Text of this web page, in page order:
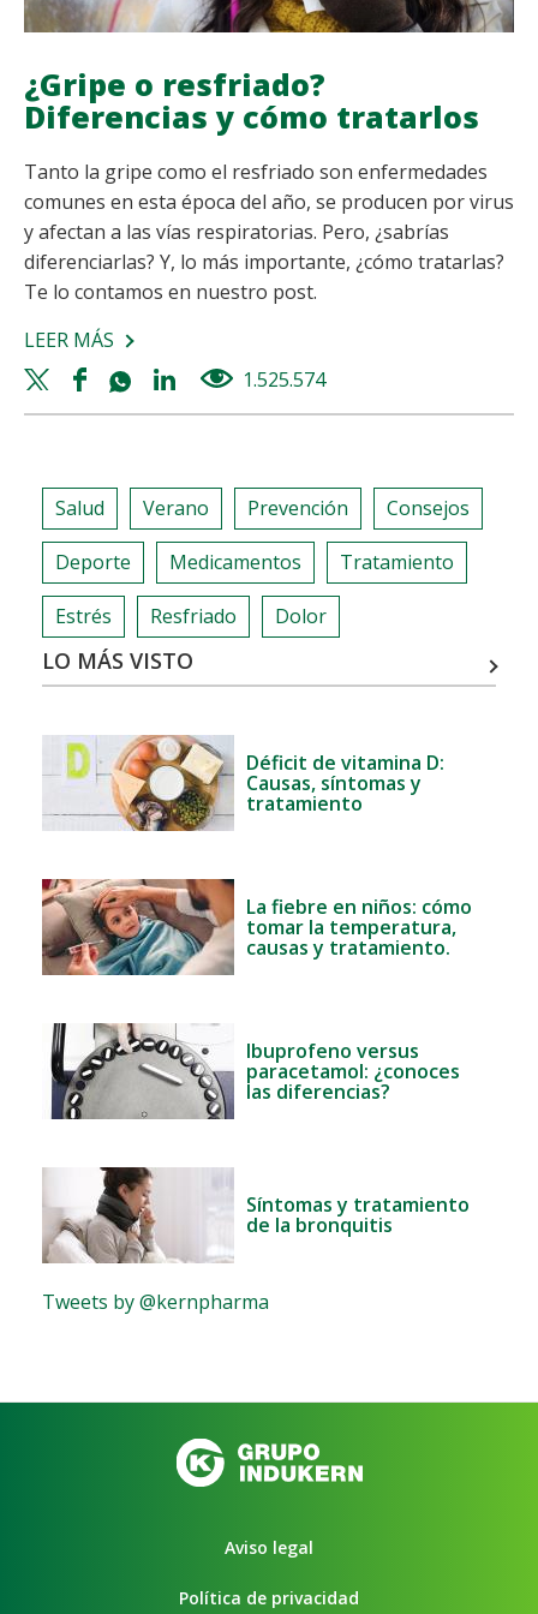
¿Gripe o resfriado?
Diferencias y cómo tratarlos
Tanto la gripe como el resfriado son enfermedades
comunes en esta época del año, se producen por virus
y afectan a las vías respiratorias. Pero, ¿sabrías
diferenciarlas? Y, lo más importante, ¿cómo tratarlas?
Te lo contamos en nuestro post.
LEER MÁS SOBRE
¿GRIPE
O
Y
CÓMO
TRATARLOS
Twitter
share
Facebook
share
Whatsapp
share
Linkedin
share
1.525.574views
Salud Verano Prevención Consejos
Deporte Medicamentos Tratamiento
Estrés Resfriado Dolor
LO MÁS VISTO
Déficit de vitamina D:
Causas, síntomas y
tratamiento
La fiebre en niños: cómo
tomar la temperatura,
causas y tratamiento.
Ibuprofeno versus
paracetamol: ¿conoces
las diferencias?
Síntomas y tratamiento
de la bronquitis
Tweets by @kernpharma
Aviso legal
Política de privacidad